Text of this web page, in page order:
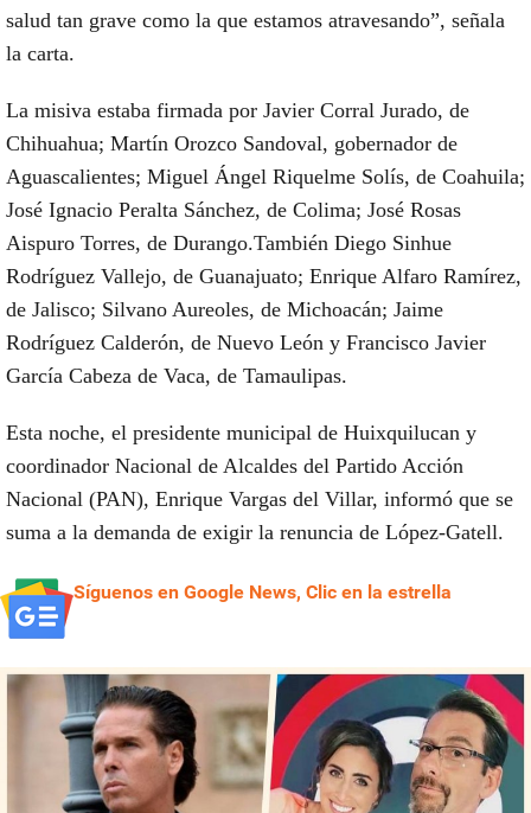
salud tan grave como la que estamos atravesando”, señala
la carta.
La misiva estaba firmada por Javier Corral Jurado, de
Chihuahua; Martín Orozco Sandoval, gobernador de
Aguascalientes; Miguel Ángel Riquelme Solís, de Coahuila;
José Ignacio Peralta Sánchez, de Colima; José Rosas
Aispuro Torres, de Durango.También Diego Sinhue
Rodríguez Vallejo, de Guanajuato; Enrique Alfaro Ramírez,
de Jalisco; Silvano Aureoles, de Michoacán; Jaime
Rodríguez Calderón, de Nuevo León y Francisco Javier
García Cabeza de Vaca, de Tamaulipas.
Esta noche, el presidente municipal de Huixquilucan y
coordinador Nacional de Alcaldes del Partido Acción
Nacional (PAN), Enrique Vargas del Villar, informó que se
suma a la demanda de exigir la renuncia de López-Gatell.
Síguenos en Google News, Clic en la estrella